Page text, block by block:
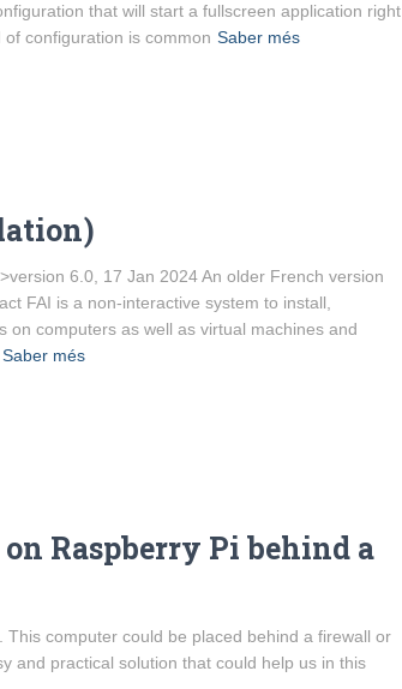
that will start a fullscreen application right
configuration is common Saber més
6.0, 17 Jan 2024 An older French version
FAI is a non-interactive system to install,
computers as well as virtual machines and
Saber més
Raspberry Pi behind a
computer could be placed behind a firewall or
and practical solution that could help us in this